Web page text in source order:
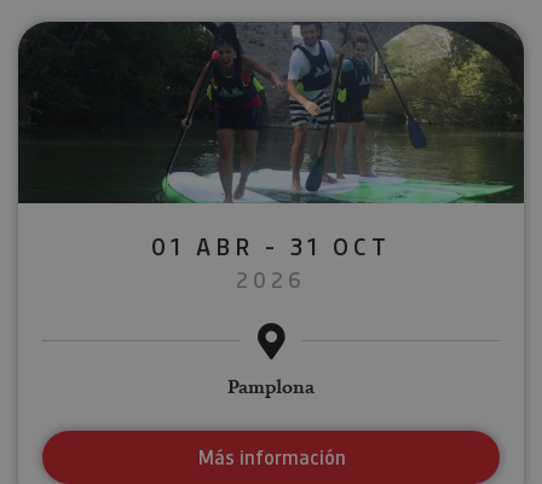
01 ABR - 31 OCT
2026
Pamplona
Más información